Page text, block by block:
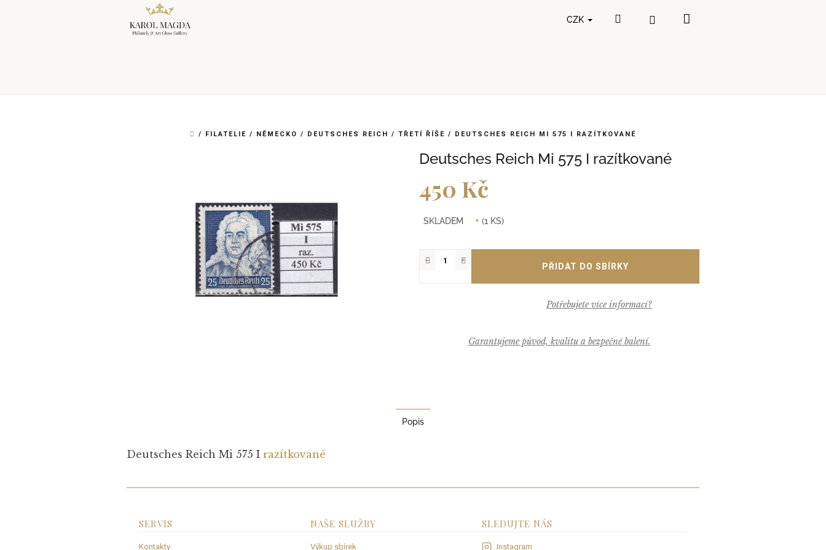
CZK Hledat Přihlášení
DOMŮ
/ FILATELIE / NĚMECKO / DEUTSCHES REICH / TŘETÍ ŘÍŠE / DEUTSCHES REICH MI 575 I RAZÍTKOVANÉ
Deutsches Reich Mi 575 I razítkované
450 Kč
cena:
SKLADEM (1 KS)
+
−
Garantujeme původ, kvalitu a bezpečné balení.
Popis
Deutsches Reich Mi 575 I razítkované
SERVIS
Kontakty
NAŠE SLUŽBY
Výkup sbírek
SLEDUJTE NÁS
Instagram